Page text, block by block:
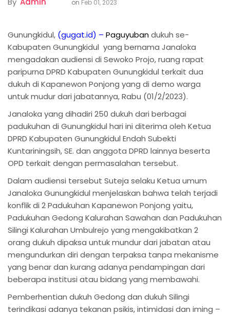
on Feb 01, 2023
Gunungkidul, (gugat.id) – Paguyubandukuh se-
Kabupaten Gunungkidul yang bernama Janaloka
mengadakan audiensi di Sewoko Projo, ruang rapat
paripurna DPRD Kabupaten Gunungkidul terkait dua
dukuh di Kapanewon Ponjong yang di demo warga
untuk mudur dari jabatannya, Rabu (01/2/2023).
Janaloka yang dihadiri 250 dukuh dari berbagai
padukuhan di Gunungkidul hari ini diterima oleh Ketua
DPRD Kabupaten Gunungkidul Endah Subekti
Kuntariningsih, SE. dan anggota DPRD lainnya beserta
OPD terkait dengan permasalahan tersebut.
Dalam audiensi tersebut Suteja selaku Ketua umum
Janaloka Gunungkidul menjelaskan bahwa telah terjadi
konflik di 2 Padukuhan Kapanewon Ponjong yaitu,
Padukuhan Gedong Kalurahan Sawahan dan Padukuhan
Silingi Kalurahan Umbulrejo yang mengakibatkan 2
orang dukuh dipaksa untuk mundur dari jabatan atau
mengundurkan diri dengan terpaksa tanpa mekanisme
yang benar dan kurang adanya pendampingan dari
beberapa institusi atau bidang yang membawahi.
Pemberhentian dukuh Gedong dan dukuh Silingi
terindikasi adanya tekanan psikis, intimidasi dan iming –